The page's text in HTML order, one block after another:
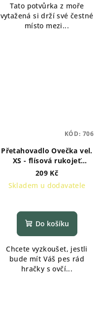
Tato potvůrka z moře
vytažená si drží své čestné
místo mezi...
Přetahovadlo Ovečka vel.
XS - flísová rukojeť
MODRÁ
209 Kč
Skladem u dodavatele
Do košíku
Chcete vyzkoušet, jestli
bude mít Váš pes rád
hračky s ovčí...
KÓD: 706